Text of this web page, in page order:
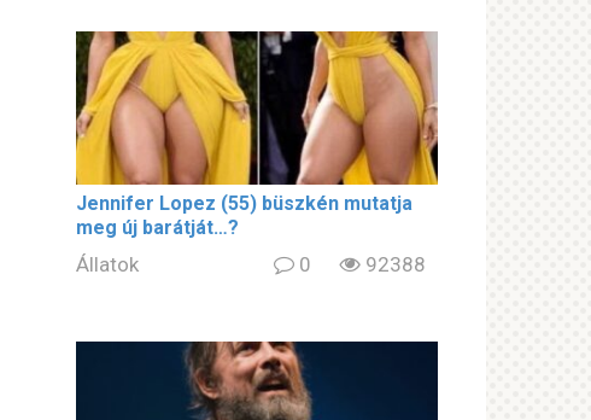
Jennifer Lopez (55) büszkén mutatja
meg új barátját…?
Állatok 0 92388